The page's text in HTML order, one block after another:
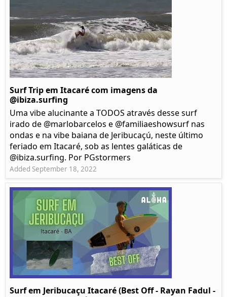
Surf Trip em Itacaré com imagens da
@ibiza.surfing
Uma vibe alucinante a TODOS através desse surf
irado de @marlobarcelos e @familiaeshowsurf nas
ondas e na vibe baiana de Jeribucaçú, neste último
feriado em Itacaré, sob as lentes galáticas de
@ibiza.surfing. Por PGstormers
Added September 18, 2022
Surf em Jeribucaçu Itacaré (Best Off - Rayan Fadul -